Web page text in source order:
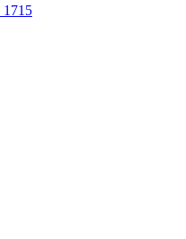
1715